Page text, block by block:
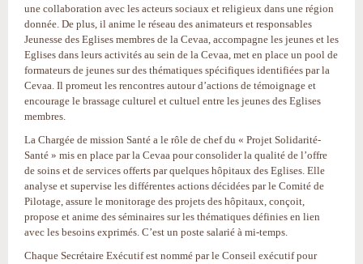
une collaboration avec les acteurs sociaux et religieux dans une région
donnée. De plus, il anime le réseau des animateurs et responsables
Jeunesse des Eglises membres de la Cevaa, accompagne les jeunes et les
Eglises dans leurs activités au sein de la Cevaa, met en place un pool de
formateurs de jeunes sur des thématiques spécifiques identifiées par la
Cevaa. Il promeut les rencontres autour d’actions de témoignage et
encourage le brassage culturel et cultuel entre les jeunes des Eglises
membres.
La Chargée de mission Santé a le rôle de chef du « Projet Solidarité-
Santé » mis en place par la Cevaa pour consolider la qualité de l’offre
de soins et de services offerts par quelques hôpitaux des Eglises. Elle
analyse et supervise les différentes actions décidées par le Comité de
Pilotage, assure le monitorage des projets des hôpitaux, conçoit,
propose et anime des séminaires sur les thématiques définies en lien
avec les besoins exprimés. C’est un poste salarié à mi-temps.
Chaque Secrétaire Exécutif est nommé par le Conseil exécutif pour